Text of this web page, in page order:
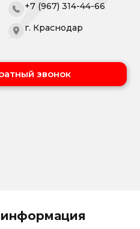
+7 (967) 314-44-66
г. Краснодар
звонок